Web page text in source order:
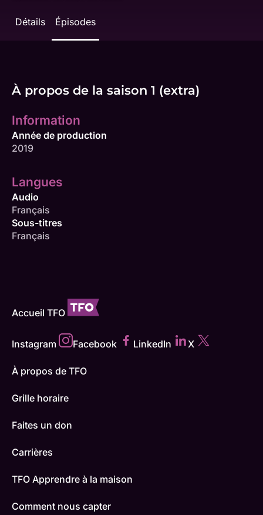
Détails Épisodes
À propos de la saison 1 (extra)
Information
Année de production
2019
Langues
Audio
Français
Sous-titres
Français
Accueil TFO
Instagram Facebook LinkedIn X
À propos de TFO
Grille horaire
Faites un don
Carrières
TFO Apprendre à la maison
Comment nous capter